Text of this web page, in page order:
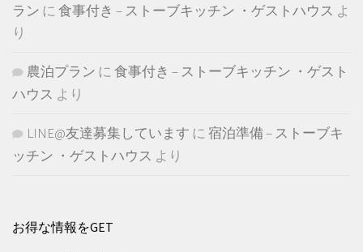
ラン に 食事付き – ストーブキッチン ・ゲストハウス よ
り
農泊プラン に 食事付き – ストーブキッチン ・ゲスト
ハウス より
LINE@友達募集しています に 宿泊準備 – ストーブキ
ッチン ・ゲストハウス より
お得な情報をGET